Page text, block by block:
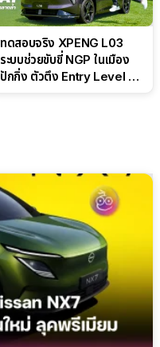
ทดสอบจริง XPENG L03
ระบบช่วยขับขี่ NGP ในเมือง
ปักกิ่ง ตัวตึง Entry Level ที่